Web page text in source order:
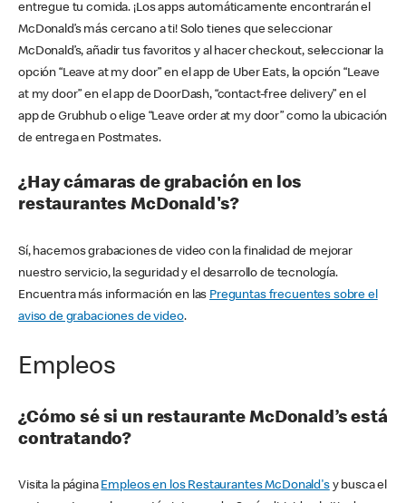
entregue tu comida. ¡Los apps automáticamente encontrarán el
McDonald’s más cercano a ti! Solo tienes que seleccionar
McDonald’s, añadir tus favoritos y al hacer checkout, seleccionar la
opción “Leave at my door” en el app de Uber Eats, la opción “Leave
at my door” en el app de DoorDash, “contact-free delivery” en el
app de Grubhub o elige “Leave order at my door” como la ubicación
de entrega en Postmates.
¿Hay cámaras de grabación en los
restaurantes McDonald's?
Sí, hacemos grabaciones de video con la finalidad de mejorar
nuestro servicio, la seguridad y el desarrollo de tecnología.
Encuentra más información en las Preguntas frecuentes sobre el
aviso de grabaciones de video.
Empleos
¿Cómo sé si un restaurante McDonald’s está
contratando?
Visita la página Empleos en los Restaurantes McDonald'sy busca el